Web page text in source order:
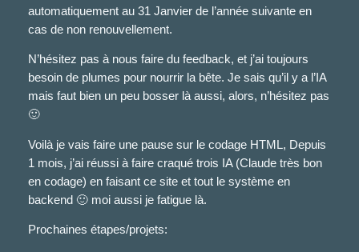
automatiquement au 31 Janvier de l’année suivante en
cas de non renouvellement.
N’hésitez pas à nous faire du feedback, et j’ai toujours
besoin de plumes pour nourrir la bête. Je sais qu’il y a l’IA
mais faut bien un peu bosser là aussi, alors, n’hésitez pas
🙂
Voilà je vais faire une pause sur le codage HTML, Depuis
1 mois, j’ai réussi à faire craqué trois IA (Claude très bon
en codage) en faisant ce site et tout le système en
backend 🙂 moi aussi je fatigue là.
Prochaines étapes/projets: